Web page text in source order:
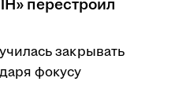
перестроил
закрывать
фокусу